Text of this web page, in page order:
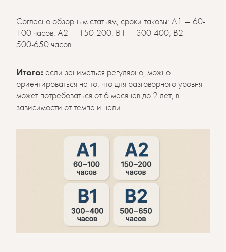
Согласно обзорным статьям, сроки таковы: A1 — 60-
100 часов; A2 — 150-200; B1 — 300-400; B2 —
500-650 часов.
Итого: если заниматься регулярно, можно
ориентироваться на то, что для разговорного уровня
может потребоваться от 6 месяцев до 2 лет, в
зависимости от темпа и цели.